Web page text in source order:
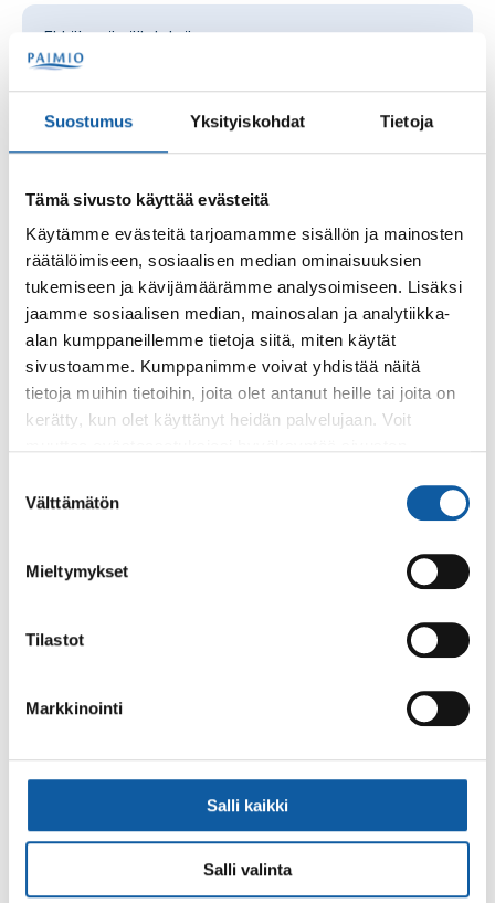
Suostumus Yksityiskohdat Tietoja
Tämä sivusto käyttää evästeitä
Käytämme evästeitä tarjoamamme sisällön ja mainosten
räätälöimiseen, sosiaalisen median ominaisuuksien
tukemiseen ja kävijämäärämme analysoimiseen. Lisäksi
jaamme sosiaalisen median, mainosalan ja analytiikka-
alan kumppaneillemme tietoja siitä, miten käytät
sivustoamme. Kumppanimme voivat yhdistää näitä
tietoja muihin tietoihin, joita olet antanut heille tai joita on
kerätty, kun olet käyttänyt heidän palvelujaan. Voit
valinta
Välttämätön
Mieltymykset
Tilastot
Markkinointi
Salli kaikki
Salli valinta
Ehkäisevä päihdetyö
Etsivä nuorisotyö, Paimio
Nuorten työpajat
Vaihde: (02) 474 511
paimio.kaupunki@paimio.fi